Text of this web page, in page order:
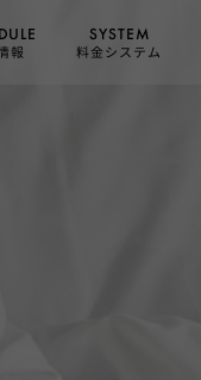
報
SYSTEM
料金システム